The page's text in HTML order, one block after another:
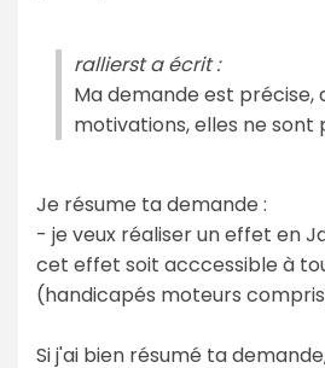
rallierst a écrit :
Ma demande est précise,
motivations, elles ne sont
Je résume ta demande :
- je veux réaliser un effet en
cet effet soit acccessible à
(handicapés moteurs
Si j'ai bien résumé ta